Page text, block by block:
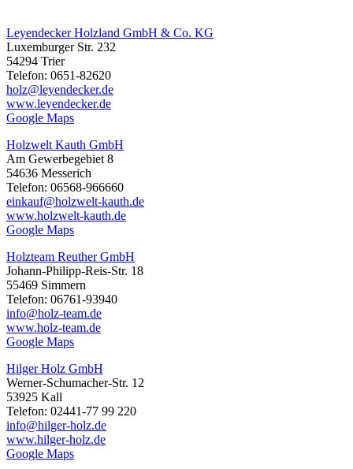
Leyendecker Holzland GmbH & Co. KG
Luxemburger Str. 232
54294 Trier
Telefon: 0651-82620
holz@leyendecker.de
www.leyendecker.de
Google Maps
Holzwelt Kauth GmbH
Am Gewerbegebiet 8
54636 Messerich
Telefon: 06568-966660
einkauf@holzwelt-kauth.de
www.holzwelt-kauth.de
Google Maps
Holzteam Reuther GmbH
Johann-Philipp-Reis-Str. 18
55469 Simmern
Telefon: 06761-93940
info@holz-team.de
www.holz-team.de
Google Maps
Hilger Holz GmbH
Werner-Schumacher-Str. 12
53925 Kall
Telefon: 02441-77 99 220
info@hilger-holz.de
www.hilger-holz.de
Google Maps